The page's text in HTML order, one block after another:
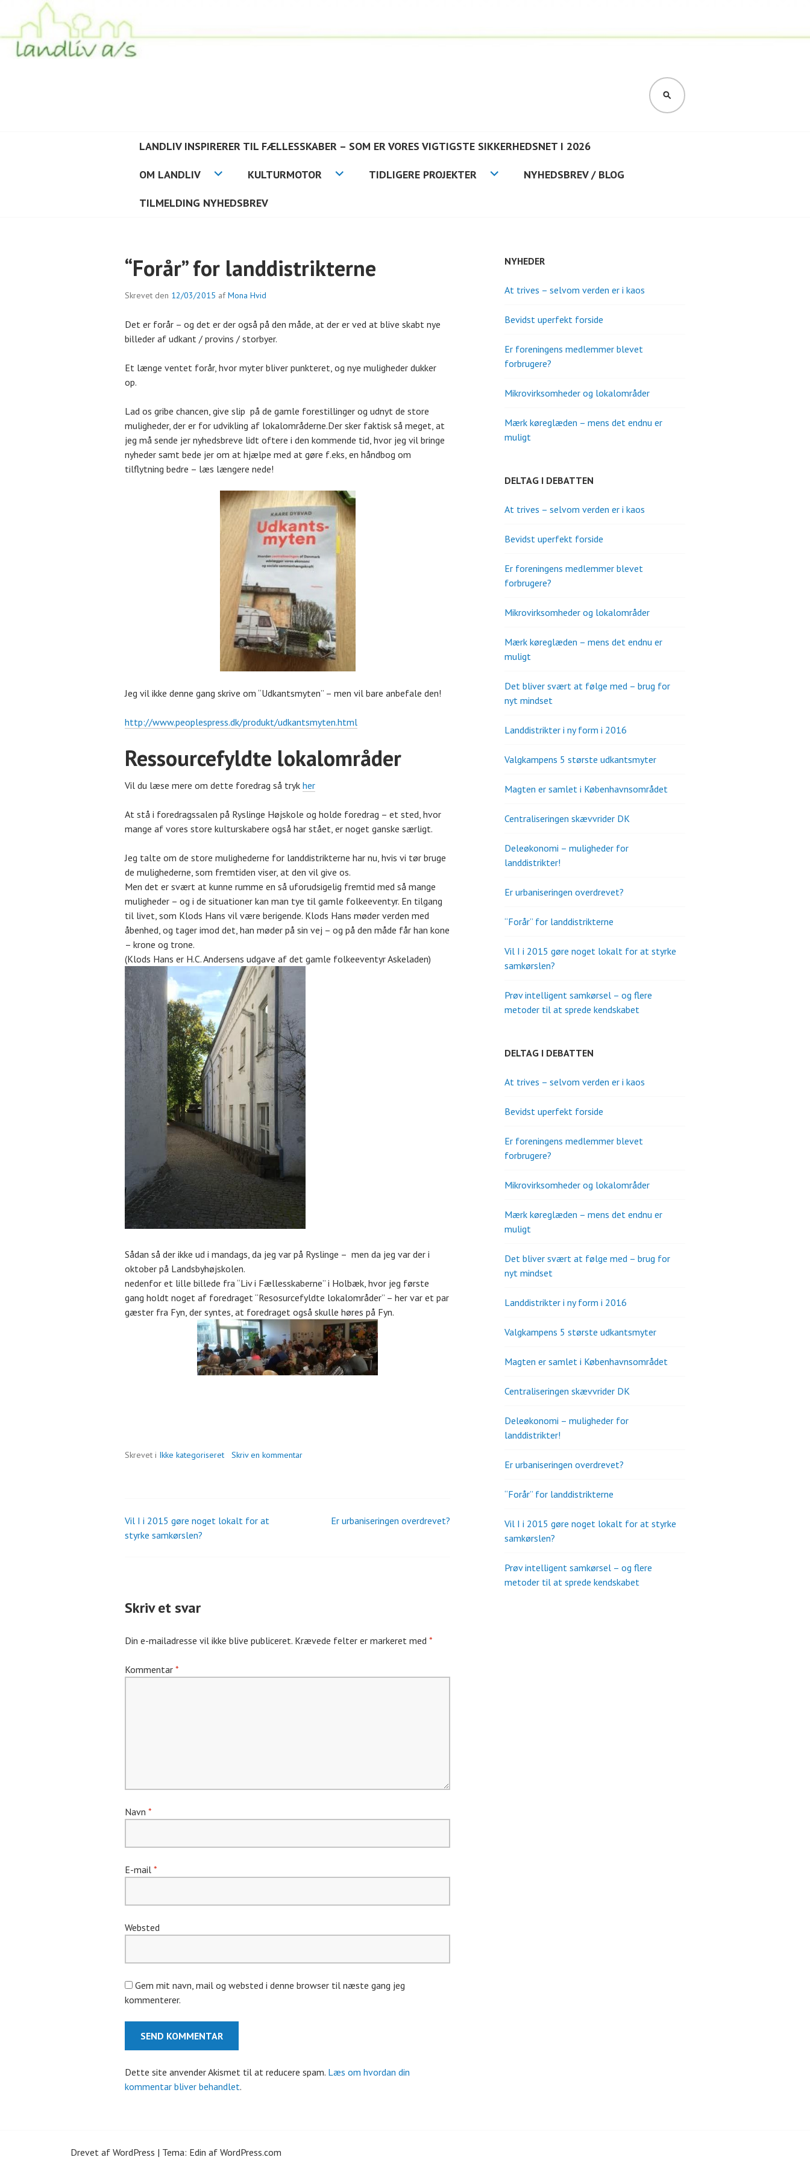
indhold
SØG
LANDLIV INSPIRERER TIL FÆLLESSKABER – SOM ER VORES VIGTIGSTE SIKKERHEDSNET I 2026
OM LANDLIV KULTURMOTOR TIDLIGERE PROJEKTER NYHEDSBREV / BLOG
TILMELDING NYHEDSBREV
“Forår” for landdistrikterne
Skrevet den 12/03/2015 afMona Hvid
Det er forår – og det er der også på den måde, at der er ved at blive skabt nye
billeder af udkant / provins / storbyer.
Et længe ventet forår, hvor myter bliver punkteret, og nye muligheder dukker
op.
Lad os gribe chancen, give slip på de gamle forestillinger og udnyt de store
muligheder, der er for udvikling af lokalområderne.Der sker faktisk så meget, at
jeg må sende jer nyhedsbreve lidt oftere i den kommende tid, hvor jeg vil bringe
nyheder samt bede jer om at hjælpe med at gøre f.eks, en håndbog om
tilflytning bedre – læs længere nede!
Jeg vil ikke denne gang skrive om “Udkantsmyten” – men vil bare anbefale den!
http://www.peoplespress.dk/produkt/udkantsmyten.html
Ressourcefyldte lokalområder
Vil du læse mere om dette foredrag så tryk her
At stå i foredragssalen på Ryslinge Højskole og holde foredrag – et sted, hvor
mange af vores store kulturskabere også har stået, er noget ganske særligt.
Jeg talte om de store mulighederne for landdistrikterne har nu, hvis vi tør bruge
de mulighederne, som fremtiden viser, at den vil give os.
Men det er svært at kunne rumme en så uforudsigelig fremtid med så mange
muligheder – og i de situationer kan man tye til gamle folkeeventyr. En tilgang
til livet, som Klods Hans vil være berigende. Klods Hans møder verden med
åbenhed, og tager imod det, han møder på sin vej – og på den måde får han kone
– krone og trone.
(Klods Hans er H.C. Andersens udgave af det gamle folkeeventyr Askeladen)
Sådan så der ikke ud i mandags, da jeg var på Ryslinge – men da jeg var der i
oktober på Landsbyhøjskolen.
nedenfor et lille billede fra “Liv i Fællesskaberne” i Holbæk, hvor jeg første
gang holdt noget af foredraget “Resosurcefyldte lokalområder” – her var et par
gæster fra Fyn, der syntes, at foredraget også skulle høres på Fyn.
Skrevet i Ikke kategoriseret Skriv en kommentar
Indlæg
Vil I i 2015 gøre noget lokalt for at
styrke samkørslen?
Er urbaniseringen overdrevet?
Skriv et svar
Din e-mailadresse vil ikke blive publiceret. Krævede felter er markeret med *
Kommentar *
Navn *
E-mail *
Websted
Gem mit navn, mail og websted i denne browser til næste gang jeg
kommenterer.
Dette site anvender Akismet til at reducere spam. Læs om hvordan din
kommentar bliver behandlet.
NYHEDER
At trives – selvom verden er i kaos
Bevidst uperfekt forside
Er foreningens medlemmer blevet
forbrugere?
Mikrovirksomheder og lokalområder
Mærk køreglæden – mens det endnu er
muligt
DELTAG I DEBATTEN
At trives – selvom verden er i kaos
Bevidst uperfekt forside
Er foreningens medlemmer blevet
forbrugere?
Mikrovirksomheder og lokalområder
Mærk køreglæden – mens det endnu er
muligt
Det bliver svært at følge med – brug for
nyt mindset
Landdistrikter i ny form i 2016
Valgkampens 5 største udkantsmyter
Magten er samlet i Københavnsområdet
Centraliseringen skævvrider DK
Deleøkonomi – muligheder for
landdistrikter!
Er urbaniseringen overdrevet?
“Forår” for landdistrikterne
Vil I i 2015 gøre noget lokalt for at styrke
samkørslen?
Prøv intelligent samkørsel – og flere
metoder til at sprede kendskabet
DELTAG I DEBATTEN
At trives – selvom verden er i kaos
Bevidst uperfekt forside
Er foreningens medlemmer blevet
forbrugere?
Mikrovirksomheder og lokalområder
Mærk køreglæden – mens det endnu er
muligt
Det bliver svært at følge med – brug for
nyt mindset
Landdistrikter i ny form i 2016
Valgkampens 5 største udkantsmyter
Magten er samlet i Københavnsområdet
Centraliseringen skævvrider DK
Deleøkonomi – muligheder for
landdistrikter!
Er urbaniseringen overdrevet?
“Forår” for landdistrikterne
Vil I i 2015 gøre noget lokalt for at styrke
samkørslen?
Prøv intelligent samkørsel – og flere
metoder til at sprede kendskabet
Drevet af WordPress | Tema: Edin af WordPress.com